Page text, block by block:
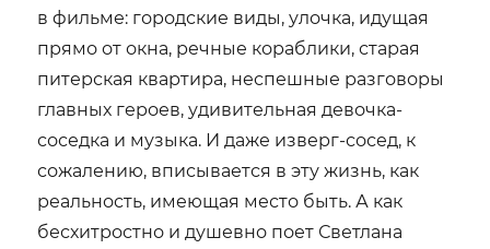
в фильме: городские виды, улочка, идущая
прямо от окна, речные кораблики, старая
питерская квартира, неспешные разговоры
главных героев, удивительная девочка-
соседка и музыка. И даже изверг-сосед, к
сожалению, вписывается в эту жизнь, как
реальность, имеющая место быть. А как
бесхитростно и душевно поет Светлана